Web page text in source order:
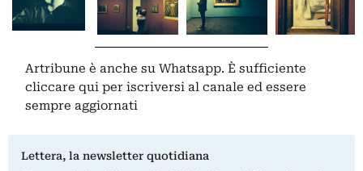
Artribune è anche su Whatsapp. È sufficiente
cliccare qui per iscriversi al canale ed essere
sempre aggiornati
Lettera, la newsletter quotidiana